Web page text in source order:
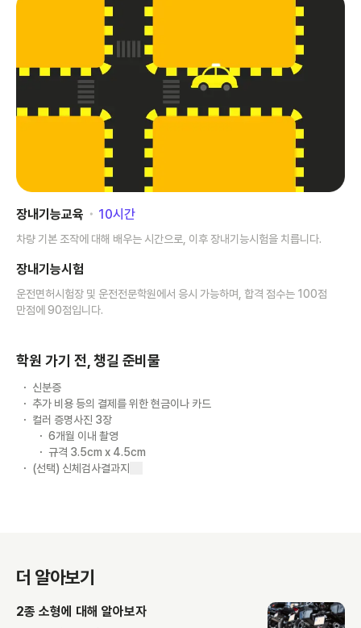
장내기능교육 ･ 10시간
차량 기본 조작에 대해 배우는 시간으로, 이후 장내기능시험을 치릅니다.
장내기능시험
운전면허시험장 및 운전전문학원에서 응시 가능하며, 합격 점수는 100점
만점에 90점입니다.
학원 가기 전, 챙길 준비물
신분증
추가 비용 등의 결제를 위한 현금이나 카드
컬러 증명사진 3장
6개월 이내 촬영
규격 3.5cm x 4.5cm
(선택) 신체검사결과지
더 알아보기
2종 소형에 대해 알아보자